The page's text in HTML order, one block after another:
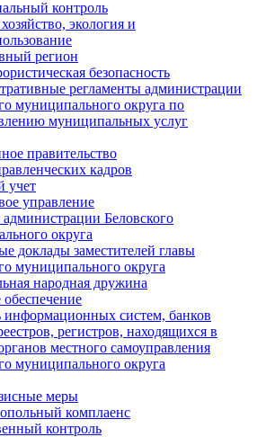
контроль
экология и
регион
безопасность
регламенты администрации
муниципального округа по
муниципальных услуг
правительство
кадров
учет
управление
администрации Беловского
округа
доклады заместителей главы
муниципального округа
народная дружина
информационных систем, банков
регистров, находящихся в
местного самоуправления
муниципального округа
меры
комплаенс
контроль